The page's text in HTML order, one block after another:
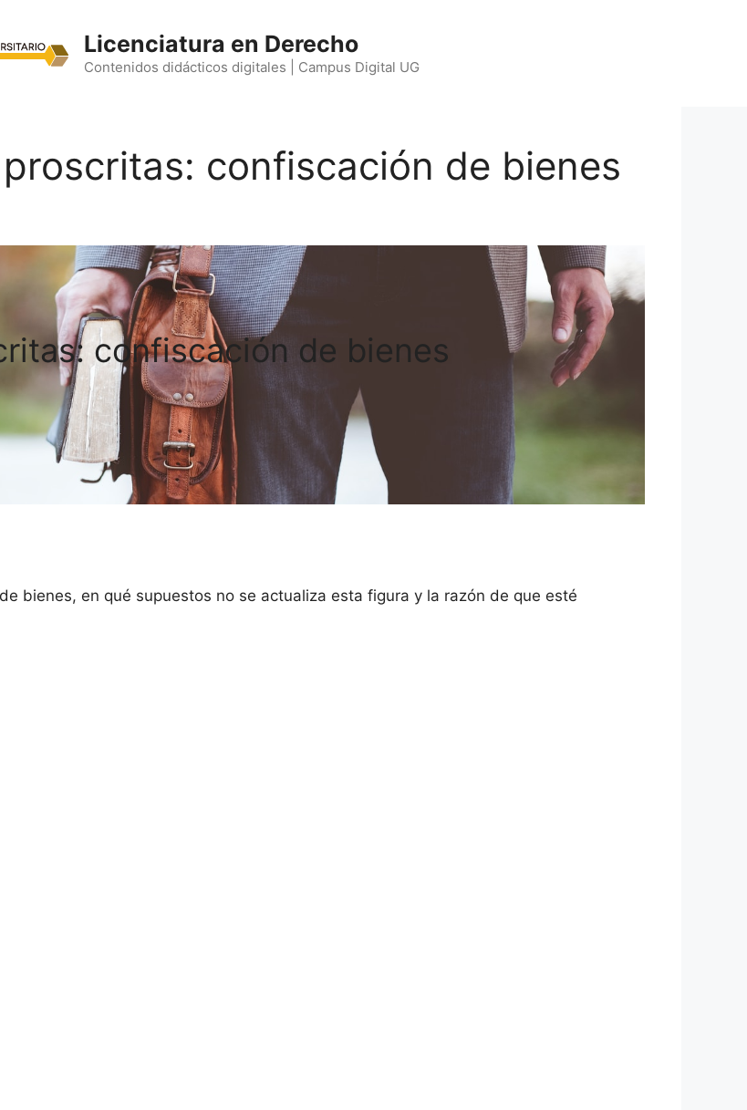
Licenciatura en Derecho
Contenidos didácticos digitales | Campus Digital UG
confiscación de bienes
confiscación de bienes
bienes, en qué supuestos no se actualiza esta figura y la razón de que esté